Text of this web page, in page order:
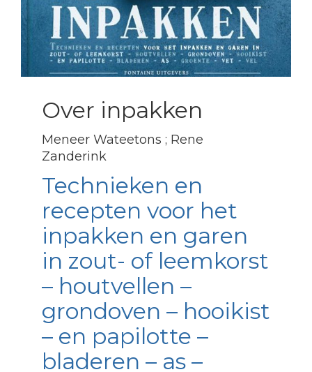
Over inpakken
Meneer Wateetons ; Rene
Zanderink
Technieken en
recepten voor het
inpakken en garen
in zout- of leemkorst
– houtvellen –
grondoven – hooikist
– en papilotte –
bladeren – as –